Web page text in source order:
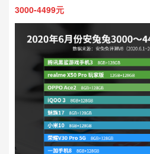
3000-4499元